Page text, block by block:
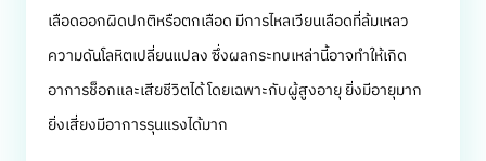
เลือดออกผิดปกติหรือตกเลือด มีการไหลเวียนเลือดที่ล้มเหลว
ความดันโลหิตเปลี่ยนแปลง ซึ่งผลกระทบเหล่านี้อาจทำให้เกิด
อาการช็อกและเสียชีวิตได้ โดยเฉพาะกับผู้สูงอายุ ยิ่งมีอายุมาก
ยิ่งเสี่ยงมีอาการรุนแรงได้มาก